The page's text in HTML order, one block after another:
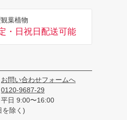
へ
葉植物
・日祝日配送可能
お問い合わせフォームへ
0120-9687-29
平日 9:00〜16:00
除く)